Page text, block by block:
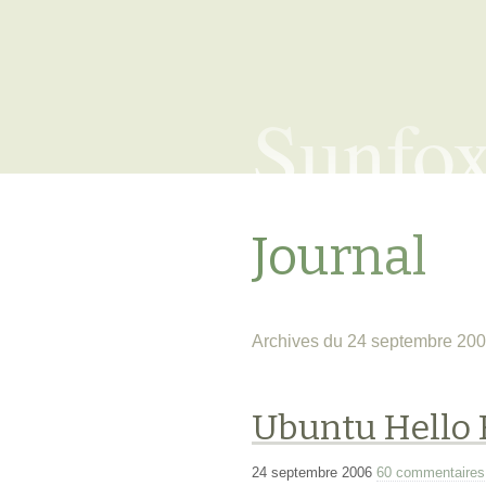
Journal
Archives du 24 septembre
Ubuntu Hello
24 septembre 2006 60 commentaires